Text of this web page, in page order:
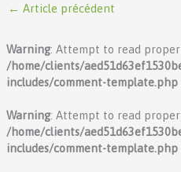
← Article précédent
Warning: Attempt to read
/home/clients/
includes/comment-template.php
Warning: Attempt to read
/home/clients/
includes/comment-template.php